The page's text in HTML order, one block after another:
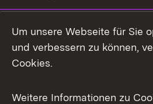
Mastodon
Messenger
Social Wall
Um unsere Webseite für Sie
und verbessern zu können,
Cookies.
Weitere Informationen zu